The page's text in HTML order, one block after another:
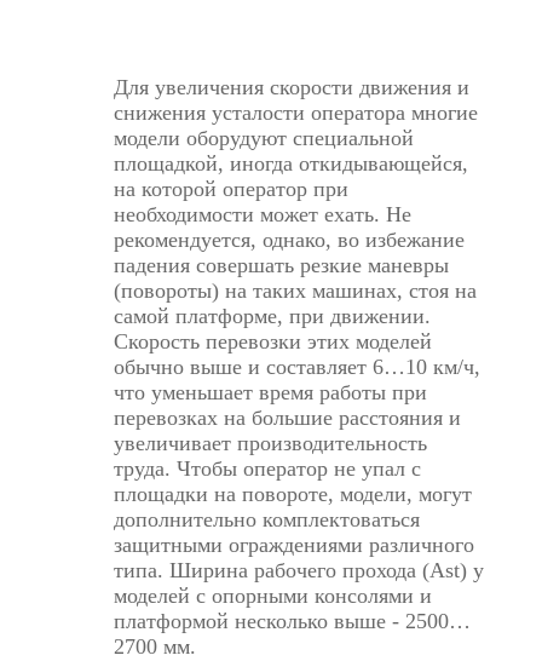
Для увеличения скорости движения и
снижения усталости оператора многие
модели оборудуют специальной
площадкой, иногда откидывающейся,
на которой оператор при
необходимости может ехать. Не
рекомендуется, однако, во избежание
падения совершать резкие маневры
(повороты) на таких машинах, стоя на
самой платформе, при движении.
Скорость перевозки этих моделей
обычно выше и составляет 6…10 км/ч,
что уменьшает время работы при
перевозках на большие расстояния и
увеличивает производительность
труда. Чтобы оператор не упал с
площадки на повороте, модели, могут
дополнительно комплектоваться
защитными ограждениями различного
типа. Ширина рабочего прохода (Ast) у
моделей с опорными консолями и
платформой несколько выше - 2500…
2700 мм.